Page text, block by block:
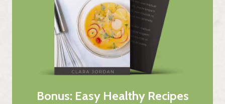
Bonus: Easy Healthy Recipes